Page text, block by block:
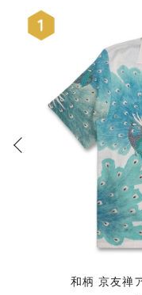
和柄 京友禅